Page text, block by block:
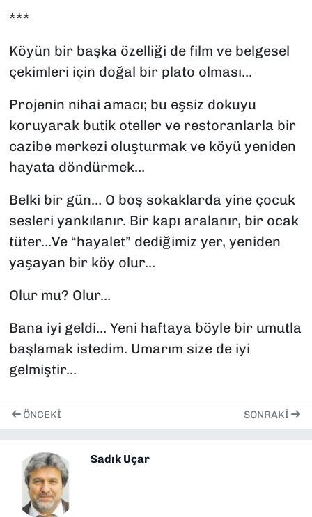
***
Köyün bir başka özelliği de film ve belgesel
çekimleri için doğal bir plato olması…
Projenin nihai amacı; bu eşsiz dokuyu
koruyarak butik oteller ve restoranlarla bir
cazibe merkezi oluşturmak ve köyü yeniden
hayata döndürmek…
Belki bir gün… O boş sokaklarda yine çocuk
sesleri yankılanır. Bir kapı aralanır, bir ocak
tüter…Ve “hayalet” dediğimiz yer, yeniden
yaşayan bir köy olur…
Olur mu? Olur…
Bana iyi geldi… Yeni haftaya böyle bir umutla
başlamak istedim. Umarım size de iyi
gelmiştir…
ÖNCEKI SONRAKI
Sadık Uçar